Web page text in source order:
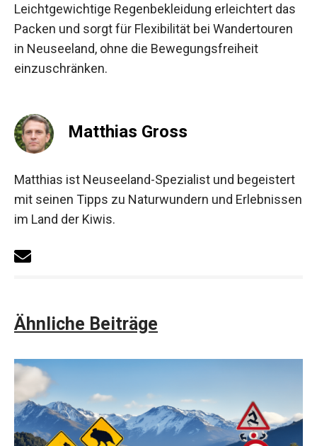
Leichtgewichtige Regenbekleidung erleichtert das
Packen und sorgt für Flexibilität bei Wandertouren
in Neuseeland, ohne die Bewegungsfreiheit
einzuschränken.
Matthias Gross
Matthias ist Neuseeland-Spezialist und begeistert
mit seinen Tipps zu Naturwundern und Erlebnissen
im Land der Kiwis.
Ähnliche Beiträge